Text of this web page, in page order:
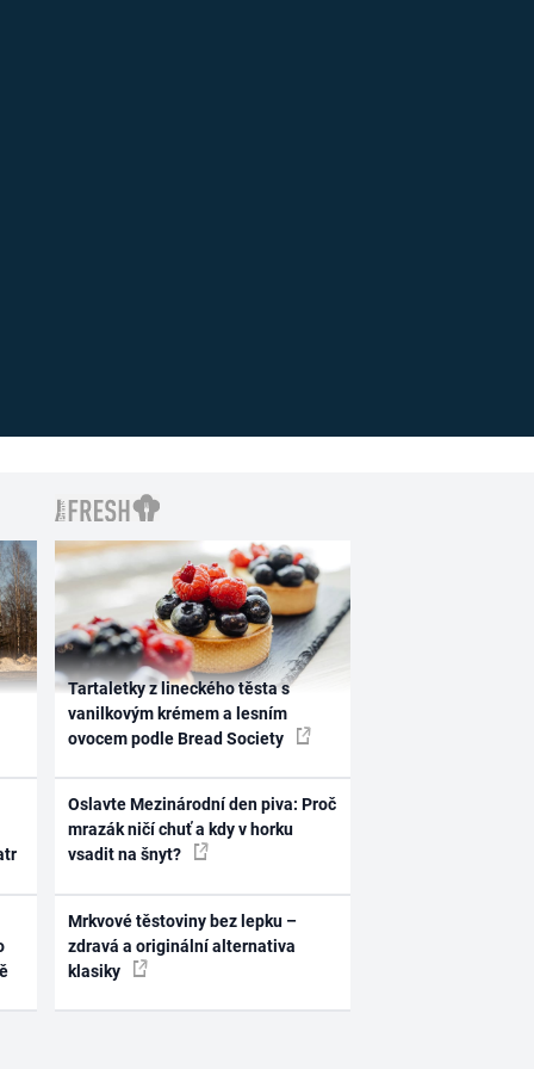
Tartaletky z lineckého těsta s
vanilkovým krémem a lesním
ovocem podle Bread Society
Oslavte Mezinárodní den piva: Proč
mrazák ničí chuť a kdy v horku
vsadit na šnyt?
Mrkvové těstoviny bez lepku –
zdravá a originální alternativa
klasiky